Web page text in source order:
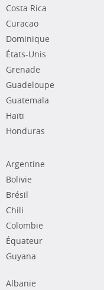
Costa Rica
Curacao
Dominique
États-Unis
Grenade
Guadeloupe
Guatemala
Haïti
Honduras
Argentine
Bolivie
Brésil
Chili
Colombie
Équateur
Guyana
Albanie